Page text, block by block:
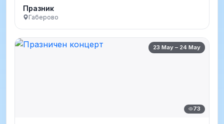
Празник
Габерово
23 May – 24 May
73